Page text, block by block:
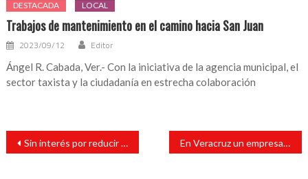
DESTACADA LOCAL
Trabajos de mantenimiento en el camino hacia San Juan
2023/09/12 Editor
Ángel R. Cabada, Ver.- Con la iniciativa de la agencia municipal, el
sector taxista y la ciudadanía en estrecha colaboración
Navegación
entradas
Sin interés por reducir tarifas eléctricas en Veracruz En Veracruz un empresario compró vacunas rusas